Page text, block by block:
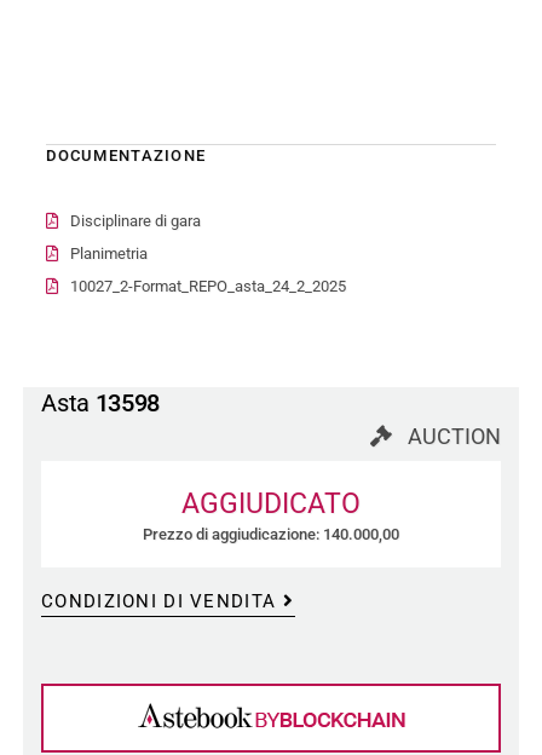
DOCUMENTAZIONE
Disciplinare di gara
Planimetria
10027_2-Format_REPO_asta_24_2_2025
Asta 13598
AUCTION
AGGIUDICATO
Prezzo di aggiudicazione: 140.000,00
CONDIZIONI DI VENDITA